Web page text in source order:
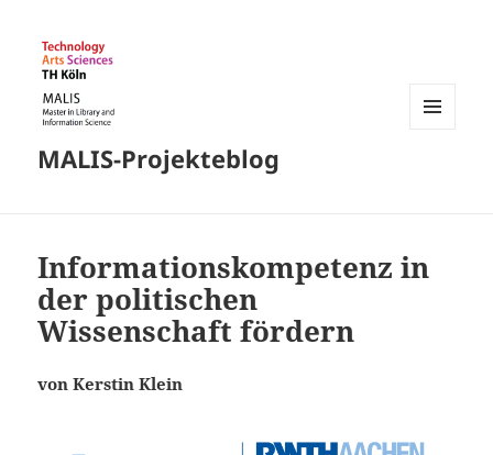
MALIS-Projekteblog
Informationskompetenz in
der politischen
Wissenschaft fördern
von Kerstin Klein